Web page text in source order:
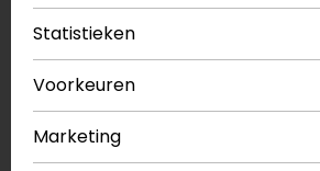
Neem dancontactmet ons op of
vanonze winkels
in Breda,
Eindhoven, Vianen of Apeldoorn.
het product bekijken & passen
verkoopmedewerkers voor je
Bekijk onze anderejethelmen.
Statistieken
Voorkeuren
Marketing